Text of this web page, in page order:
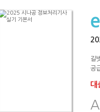
길
공
대